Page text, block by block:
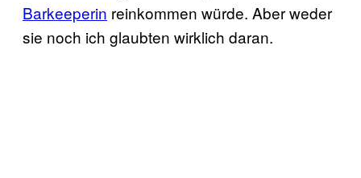
Barkeeperin reinkommen würde. Aber weder
sie noch ich glaubten wirklich daran.